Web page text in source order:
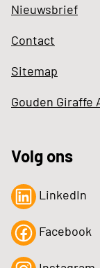
Nieuwsbrief
Contact
Sitemap
Gouden Giraffe
Volg ons
LinkedIn
Facebook